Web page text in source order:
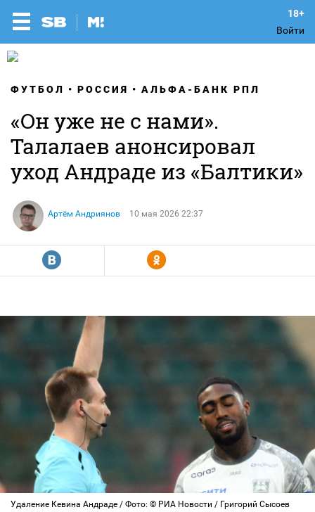
Войти
ФУТБОЛ РОССИЯ АЛЬФА-БАНК РПЛ
«Он уже не с нами».
Талалаев анонсировал
уход Андраде из «Балтики»
Артём Андриянов 10 мая 2026 22:37
R Y
Удаление Кевина Андраде / Фото: © РИА Новости / Григорий Сысоев